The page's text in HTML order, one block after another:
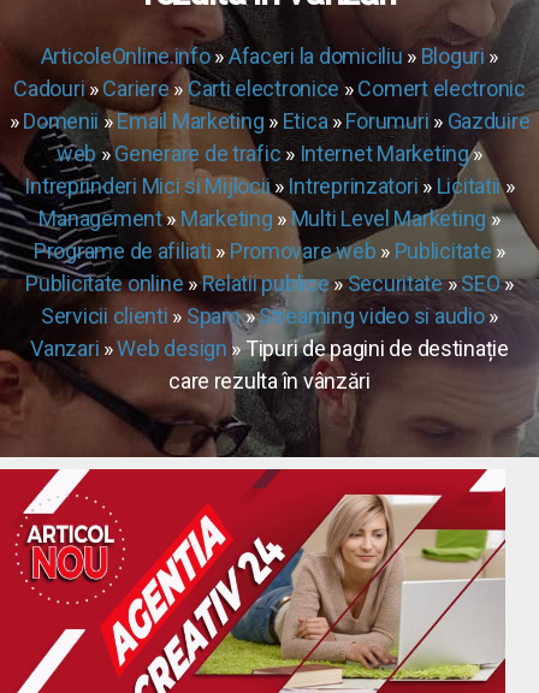
ArticoleOnline.info»Afaceri la domiciliu» Bloguri»
Cadouri»Cariere» Carti electronice »Comert electronic
»Domenii »Email Marketing » Etica »Forumuri » Gazduire
web »Generare de trafic » Internet Marketing»
Intreprinderi Mici si Mijlocii»Intreprinzatori » Licitatii»
Management» Marketing » Multi Level Marketing »
Programe de afiliati » Promovare web » Publicitate »
Publicitate online »Relatii publice»Securitate»SEO»
Servicii clienti » Spam»Streaming video si audio»
Vanzari »Web design» Tipuri de pagini de destinație
care rezulta în vânzări